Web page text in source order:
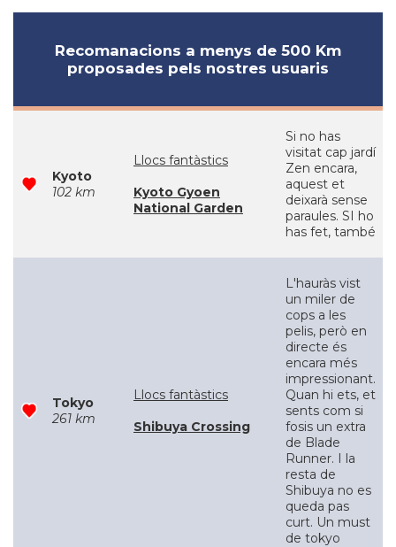
Recomanacions a menys de 500 Km
proposades pels nostres usuaris
Kyoto
102 km
Llocs fantàstics
Kyoto Gyoen
National Garden
Si no has
visitat cap jardí
Zen encara,
aquest et
deixarà sense
paraules. SI ho
has fet, també
Tokyo
261 km
Llocs fantàstics
Shibuya Crossing
L'hauràs vist
un miler de
cops a les
pelis, però en
directe és
encara més
impressionant.
Quan hi ets, et
sents com si
fosis un extra
de Blade
Runner. I la
resta de
Shibuya no es
queda pas
curt. Un must
de tokyo